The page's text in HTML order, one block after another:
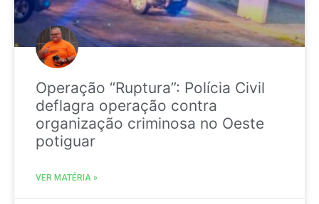
Operação “Ruptura”: Polícia Civil
deflagra operação contra
organização criminosa no Oeste
potiguar
VER MATÉRIA »